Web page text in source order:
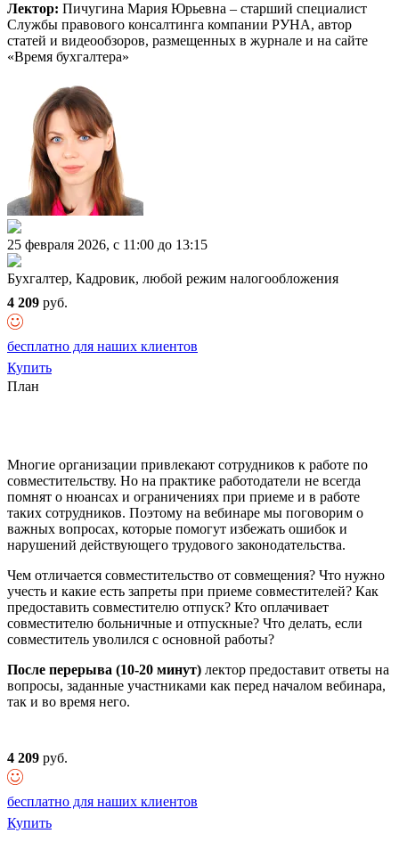
Лектор: Пичугина Мария Юрьевна – старший специалист
Службы правового консалтинга компании РУНА, автор
статей и видеообзоров, размещенных в журнале и на сайте
«Время бухгалтера»
25 февраля 2026, c 11:00 до 13:15
Бухгалтер, Кадровик, любой режим налогообложения
4 209 руб.
бесплатно для наших клиентов
Купить
План
Многие организации привлекают сотрудников к работе по
совместительству. Но на практике работодатели не всегда
помнят о нюансах и ограничениях при приеме и в работе
таких сотрудников. Поэтому на вебинаре мы поговорим о
важных вопросах, которые помогут избежать ошибок и
нарушений действующего трудового законодательства.
Чем отличается совместительство от совмещения? Что нужно
учесть и какие есть запреты при приеме совместителей? Как
предоставить совместителю отпуск? Кто оплачивает
совместителю больничные и отпускные? Что делать, если
совместитель уволился с основной работы?
После перерыва (10-20 минут) лектор предоставит ответы на
вопросы, заданные участниками как перед началом вебинара,
так и во время него.
4 209 руб.
бесплатно для наших клиентов
Купить